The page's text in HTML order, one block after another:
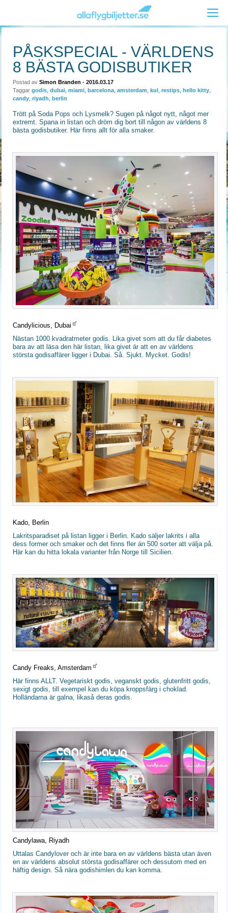
PÅSKSPECIAL - VÄRLDENS
8 BÄSTA GODISBUTIKER
Postad avSimon Branden - 2016.03.17
Taggar godis ,dubai ,miami ,barcelona ,amsterdam ,kul ,restips ,hello kitty
candy ,riyadh ,berlin
Trött på Soda Pops och Lysmelk? Sugen på något nytt, något mer
extremt. Spana in listan och dröm dig bort till någon av världens 8
bästa godisbutiker. Här finns allt för alla smaker.
Candylicious, Dubai
Nästan 1000 kvadratmeter godis. Lika givet som att du får diabetes
bara av att läsa den här listan, lika givet är att en av världens
största godisaffärer ligger i Dubai. Så. Sjukt. Mycket. Godis!
Kado, Berlin
Lakritsparadiset på listan ligger i Berlin. Kado säljer lakrits i alla
dess former och smaker och det finns fler än 500 sorter att välja på.
Här kan du hitta lokala varianter från Norge till Sicilien.
Candy Freaks, Amsterdam
Här finns ALLT. Vegetariskt godis, veganskt godis, glutenfritt godis,
sexigt godis, till exempel kan du köpa kroppsfärg i choklad.
Holländarna är galna, likaså deras godis.
Candylawa, Riyadh
Uttalas Candylover och är inte bara en av världens bästa utan även
en av världens absolut största godisaffärer och dessutom med en
häftig design. Så nära godishimlen du kan komma.